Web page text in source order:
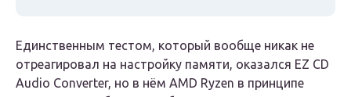
Единственным тестом, который вообще никак не
отреагировал на настройку памяти, оказался EZ CD
Audio Converter, но в нём AMD Ryzen в принципе